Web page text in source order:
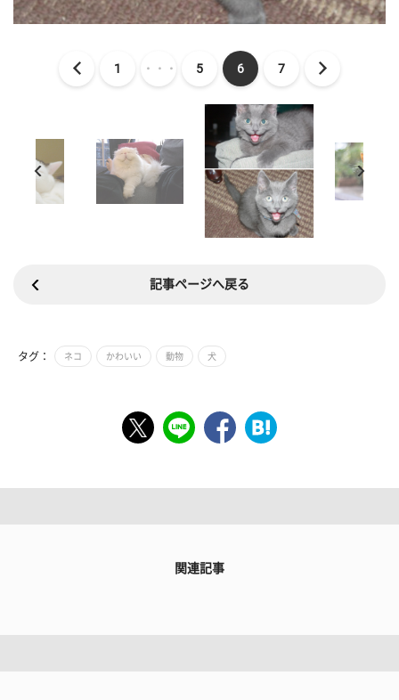
1 ・・・ 5 6 7
記事ページへ戻る
タグ： ネコ かわいい 動物 犬
関連記事